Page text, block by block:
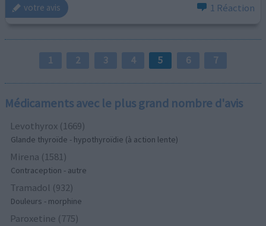
votre avis 1 Réaction
1 2 3 4 5 6 7
Médicaments avec le plus grand nombre d'avis
Levothyrox (1669)
Glande thyroïde - hypothyroïdie (à action lente)
Mirena (1581)
Contraception - autre
Tramadol (932)
Douleurs - morphine
Paroxetine (775)